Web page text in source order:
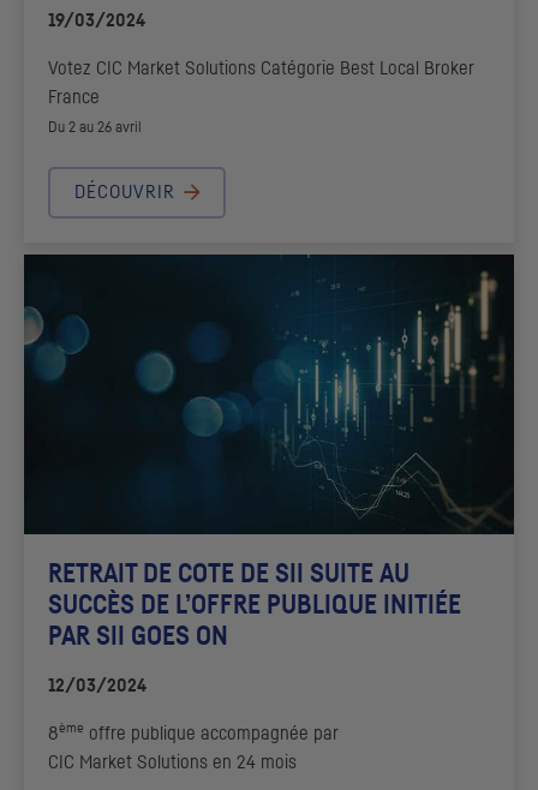
19/03/2024
Votez CIC Market Solutions Catégorie Best Local Broker
France
Du 2 au 26 avril
DÉCOUVRIR
RETRAIT DE COTE DE SII
SUITE AU
SUCCÈS DE L’OFFRE PUBLIQUE INITIÉE
PAR SII GOES ON
12/03/2024
8ème offre publique accompagnée par
CIC Market Solutions en 24 mois